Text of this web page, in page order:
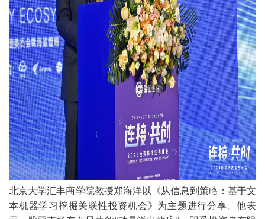
北京大学汇丰商学院教授郑海洋以《从信息到策略：基于文
本机器学习挖掘关联性投资机会》为主题进行分享。他表